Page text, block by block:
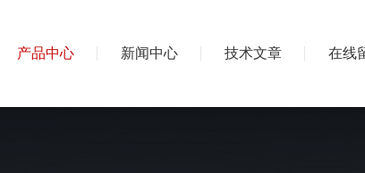
产品中心 新闻中心 技术文章 在线